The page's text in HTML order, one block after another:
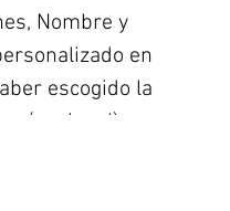
Nombre y
en
escogido la
(opcional)